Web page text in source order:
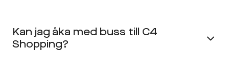
Kan jag åka med buss till C4
Shopping?